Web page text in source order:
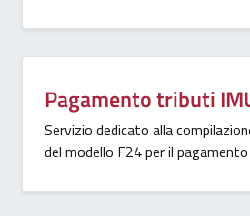
Pagamento tributi
Servizio dedicato alla
del modello F24 per il